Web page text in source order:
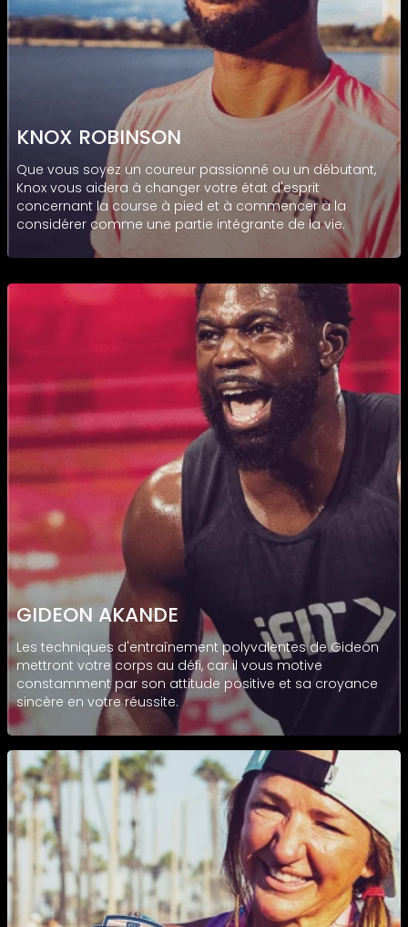
KNOX ROBINSON
Que vous soyez un coureur passionné ou un débutant,
Knox vous aidera à changer votre état d'esprit
concernant la course à pied et à commencer à la
considérer comme une partie intégrante de la vie.
GIDEON AKANDE
Les techniques d'entraînement polyvalentes de Gideon
mettront votre corps au défi, car il vous motive
constamment par son attitude positive et sa croyance
sincère en votre réussite.